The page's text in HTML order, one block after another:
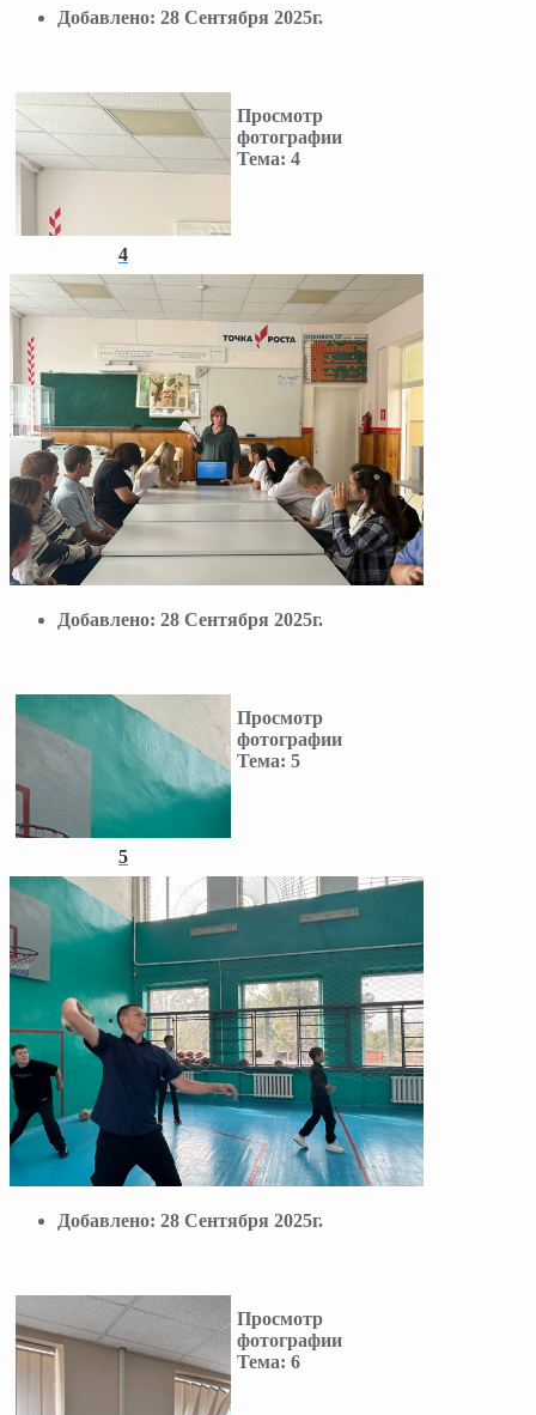
Добавлено: 28 Сентября 2025г.
4
Просмотр
фотографии
Тема: 4
Добавлено: 28 Сентября 2025г.
5
Просмотр
фотографии
Тема: 5
Добавлено: 28 Сентября 2025г.
Просмотр
фотографии
Тема: 6